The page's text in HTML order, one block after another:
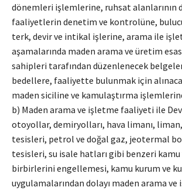
dönemleri işlemlerine, ruhsat alanlarının
faaliyetlerin denetim ve kontrolüne,
terk, devir ve intikal işlerine, arama ile
aşamalarında maden arama ve üretim
sahipleri tarafından düzenlenecek
bedellere, faaliyette bulunmak için
maden siciline ve kamulaştırma
b) Maden arama ve işletme faaliyeti ile
otoyollar, demiryolları, hava limanı,
tesisleri, petrol ve doğal gaz, jeotermal
tesisleri, su isale hatları gibi benzeri kamu
birbirlerini engellemesi, kamu kurum ve
uygulamalarından dolayı maden arama ve